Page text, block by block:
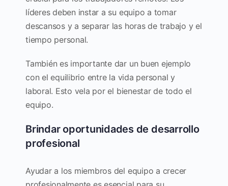
líderes deben instar a su equipo a tomar
descansos y a separar las horas de trabajo y el
tiempo personal.
También es importante dar un buen ejemplo
con el equilibrio entre la vida personal y
laboral. Esto vela por el bienestar de todo el
equipo.
Brindar oportunidades de desarrollo
profesional
Ayudar a los miembros del equipo a crecer